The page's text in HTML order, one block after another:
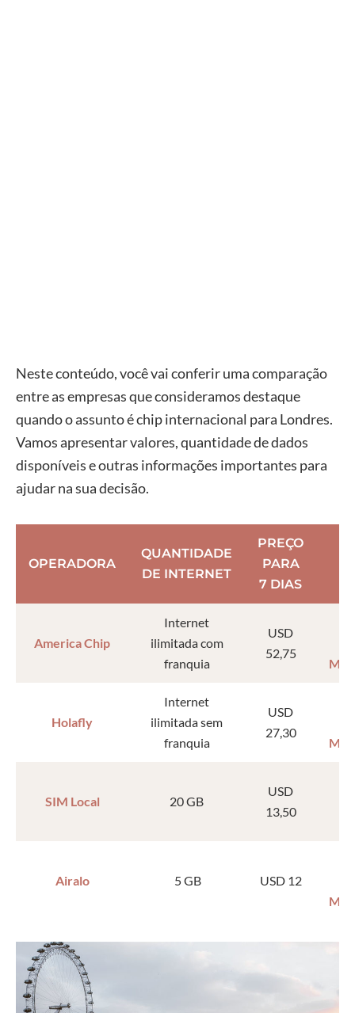
Neste conteúdo, você vai conferir uma comparação
entre as empresas que consideramos destaque
quando o assunto é chip internacional para Londres.
Vamos apresentar valores, quantidade de dados
disponíveis e outras informações importantes para
ajudar na sua decisão.
OPERADORA
QUANTIDADE
DE INTERNET
PREÇO
PARA
7 DIAS
America Chip
Internet
ilimitada com
franquia
USD
52,75
Holafly
Internet
ilimitada sem
franquia
USD
27,30
SIM Local 20 GB
USD
13,50
Airalo 5 GB
USD 12